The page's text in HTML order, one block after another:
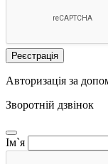
Реєстрація
Авторизація за
Зворотній дзвінок
Ім`я